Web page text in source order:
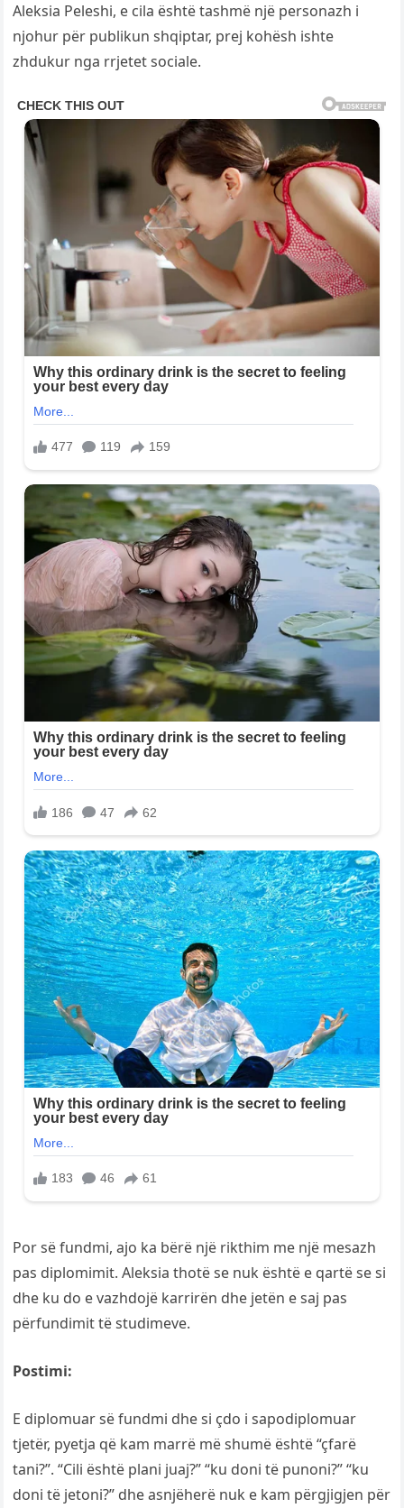
Aleksia Peleshi, e cila është tashmë një personazh i
njohur për publikun shqiptar, prej kohësh ishte
zhdukur nga rrjetet sociale.
Por së fundmi, ajo ka bërë një rikthim me një mesazh
pas diplomimit. Aleksia thotë se nuk është e qartë se si
dhe ku do e vazhdojë karrirën dhe jetën e saj pas
përfundimit të studimeve.
Postimi:
E diplomuar së fundmi dhe si çdo i sapodiplomuar
tjetër, pyetja që kam marrë më shumë është “çfarë
tani?”. “Cili është plani juaj?” “ku doni të punoni?” “ku
doni të jetoni?” dhe asnjëherë nuk e kam përgjigjen për